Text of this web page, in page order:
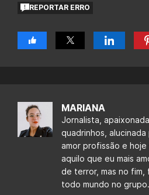
REPORTAR ERRO
MARIANA
Jornalista,
quadrinhos,
amor profissão e
aquilo que eu mais
de terror, mas no fim,
todo mundo no grupo.